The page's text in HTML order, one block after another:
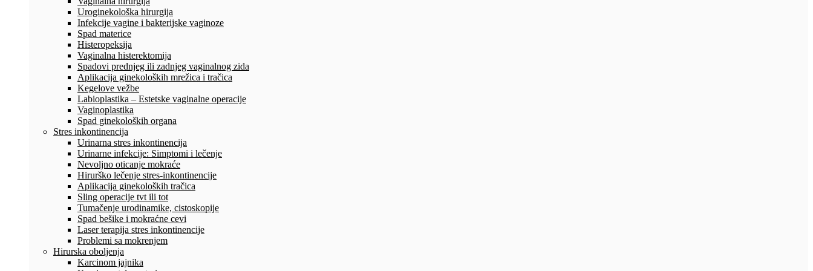
Uroginekološka hirurgija
Infekcije vagine i bakterijske vaginoze
Spad materice
Histeropeksija
Vaginalna histerektomija
Spadovi prednjeg ili zadnjeg vaginalnog zida
Aplikacija ginekoloških mrežica i tračica
Kegelove vežbe
Labioplastika – Estetske vaginalne operacije
Vaginoplastika
Spad ginekoloških organa
Stres inkontinencija
Urinarna stres inkontinencija
Urinarne infekcije: Simptomi i lečenje
Nevoljno oticanje mokraće
Hirurško lečenje stres-inkontinencije
Aplikacija ginekoloških tračica
Sling operacije tvt ili tot
Tumačenje urodinamike, cistoskopije
Spad bešike i mokraćne cevi
Laser terapija stres inkontinencije
Problemi sa mokrenjem
Hirurska oboljenja
Karcinom jajnika